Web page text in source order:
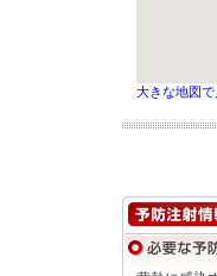
大きな地図で